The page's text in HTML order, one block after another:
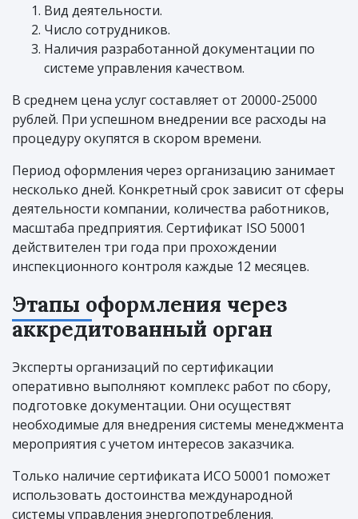
Вид деятельности.
Число сотрудников.
Наличия разработанной документации по
системе управления качеством.
В среднем цена услуг составляет от 20000-25000
рублей. При успешном внедрении все расходы на
процедуру окупятся в скором времени.
Период оформления через организацию занимает
несколько дней. Конкретный срок зависит от сферы
деятельности компании, количества работников,
масштаба предприятия. Сертификат ISO 50001
действителен три года при прохождении
инспекционного контроля каждые 12 месяцев.
Этапы оформления через
аккредитованный орган
Эксперты организаций по сертификации
оперативно выполняют комплекс работ по сбору,
подготовке документации. Они осуществят
необходимые для внедрения системы менеджмента
мероприятия с учетом интересов заказчика.
Только наличие сертификата ИСО 50001 поможет
использовать достоинства международной
системы управления энергопотребления.